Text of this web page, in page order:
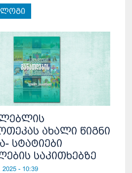
ახალი წიგნი
სტატიები
საკითხებზე
- 10:39